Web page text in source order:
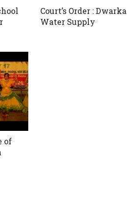
Court’s Order : Dwarka
Water Supply
of